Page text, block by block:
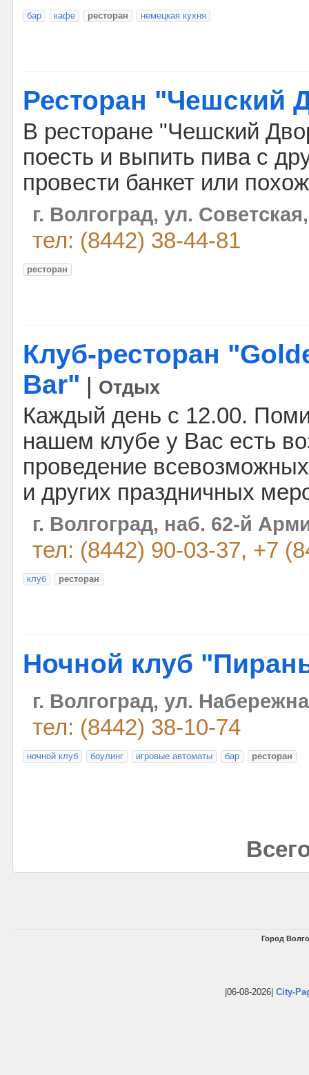
бар кафе ресторан немецкая кухня
Ресторан "Чешский
В ресторане "Чешский
поесть и выпить пива с
провести банкет или
г. Волгоград, ул.
тел: (8442) 38-44-81
ресторан
Клуб-ресторан
Bar"
Отдых
Каждый день с 12.00.
нашем клубе у Вас есть
проведение
и других праздничных
г. Волгоград, наб. 62-й
тел: (8442) 90-03-37, +7
клуб ресторан
Ночной клуб
г. Волгоград, ул.
тел: (8442) 38-10-74
ночной клуб боулинг игровые автоматы бар ресторан
Город
|06-08-2026| City-